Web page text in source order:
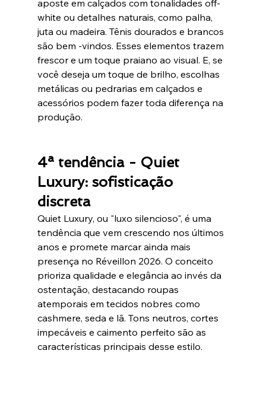
aposte em calçados com tonalidades off-
white ou detalhes naturais, como palha,
juta ou madeira. Tênis dourados e brancos
são bem -vindos. Esses elementos trazem
frescor e um toque praiano ao visual. E, se
você deseja um toque de brilho, escolhas
metálicas ou pedrarias em calçados e
acessórios podem fazer toda diferença na
produção.
4ª tendência - Quiet
Luxury: sofisticação
discreta
Quiet Luxury, ou "luxo silencioso", é uma
tendência que vem crescendo nos últimos
anos e promete marcar ainda mais
presença no Réveillon 2026. O conceito
prioriza qualidade e elegância ao invés da
ostentação, destacando roupas
atemporais em tecidos nobres como
cashmere, seda e lã. Tons neutros, cortes
impecáveis e caimento perfeito são as
características principais desse estilo.